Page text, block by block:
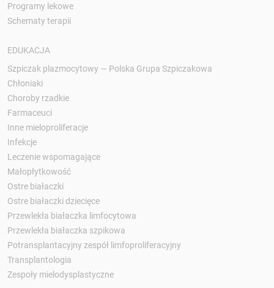
Programy lekowe
Schematy terapii
EDUKACJA
Szpiczak plazmocytowy — Polska Grupa Szpiczakowa
Chłoniaki
Choroby rzadkie
Farmaceuci
Inne mieloproliferacje
Infekcje
Leczenie wspomagające
Małopłytkowość
Ostre białaczki
Ostre białaczki dziecięce
Przewlekła białaczka limfocytowa
Przewlekła białaczka szpikowa
Potransplantacyjny zespół limfoproliferacyjny
Transplantologia
Zespoły mielodysplastyczne